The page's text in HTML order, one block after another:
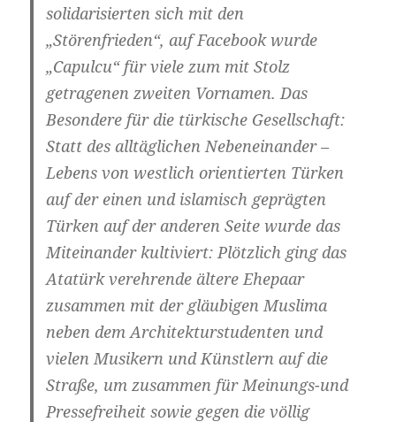
solidarisierten sich mit den
„Störenfrieden“, auf Facebook wurde
„Capulcu“ für viele zum mit Stolz
getragenen zweiten Vornamen. Das
Besondere für die türkische Gesellschaft:
Statt des alltäglichen Nebeneinander –
Lebens von westlich orientierten Türken
auf der einen und islamisch geprägten
Türken auf der anderen Seite wurde das
Miteinander kultiviert: Plötzlich ging das
Atatürk verehrende ältere Ehepaar
zusammen mit der gläubigen Muslima
neben dem Architekturstudenten und
vielen Musikern und Künstlern auf die
Straße, um zusammen für Meinungs-und
Pressefreiheit sowie gegen die völlig